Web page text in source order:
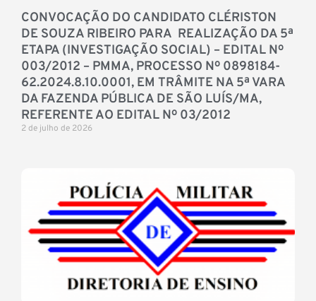
CONVOCAÇÃO DO CANDIDATO CLÉRISTON
DE SOUZA RIBEIRO PARA REALIZAÇÃO DA 5ª
ETAPA (INVESTIGAÇÃO SOCIAL) – EDITAL Nº
003/2012 – PMMA, PROCESSO Nº 0898184-
62.2024.8.10.0001, EM TRÂMITE NA 5ª VARA
DA FAZENDA PÚBLICA DE SÃO LUÍS/MA,
REFERENTE AO EDITAL Nº 03/2012
2 de julho de 2026